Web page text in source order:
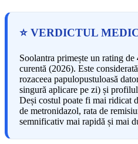
⭐ VERDICTUL
Soolantra primește un rating de
curentă (2026). Este
rozaceea papulopustuloasă
singură aplicare pe zi) și
Deși costul poate fi mai ridicat
de metronidazol, rata de
semnificativ mai rapidă și mai